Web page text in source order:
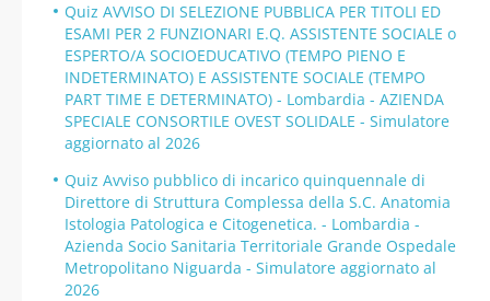
Quiz AVVISO DI SELEZIONE PUBBLICA PER TITOLI ED
ESAMI PER 2 FUNZIONARI E.Q. ASSISTENTE SOCIALE o
ESPERTO/A SOCIOEDUCATIVO (TEMPO PIENO E
INDETERMINATO) E ASSISTENTE SOCIALE (TEMPO
PART TIME E DETERMINATO) - Lombardia - AZIENDA
SPECIALE CONSORTILE OVEST SOLIDALE - Simulatore
aggiornato al 2026
Quiz Avviso pubblico di incarico quinquennale di
Direttore di Struttura Complessa della S.C. Anatomia
Istologia Patologica e Citogenetica. - Lombardia -
Azienda Socio Sanitaria Territoriale Grande Ospedale
Metropolitano Niguarda - Simulatore aggiornato al
2026